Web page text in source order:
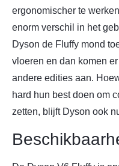
ergonomischer te
enorm verschil in het
Dyson de Fluffy mond
vloeren en dan komen
andere edities aan.
hard hun best doen om
zetten, blijft Dyson ook